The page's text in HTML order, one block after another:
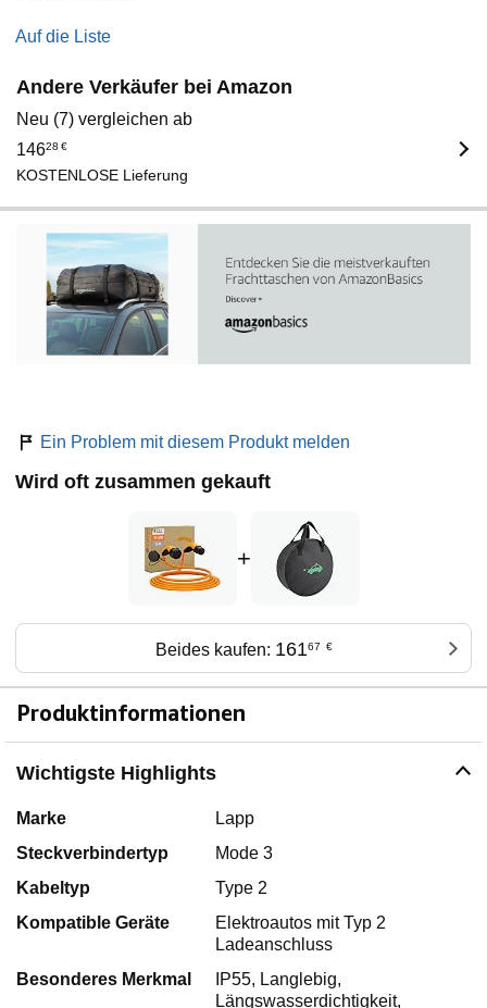
Auf die Liste
Andere Verkäufer bei Amazon
Neu (7) vergleichen ab
14628 €
KOSTENLOSE Lieferung
Ein Problem mit diesem Produkt melden
Wird oft zusammen gekauft
+
Beides kaufen: 16167 €
Produktinformationen
Wichtigste Highlights
Marke
Lapp
Steckverbindertyp
Mode 3
Kabeltyp
Type 2
Kompatible Geräte
Elektroautos mit Typ 2
Ladeanschluss
Besonderes Merkmal
IP55, Langlebig,
Längswasserdichtigkeit,